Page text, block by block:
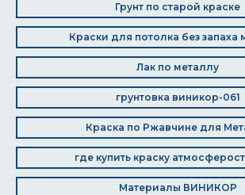
Грунт по старой краске
Краски для потолка без запаха
Лак по металлу
грунтовка виникор-061
Краска по Ржавчине для
где купить краску
Материалы ВИНИКОР